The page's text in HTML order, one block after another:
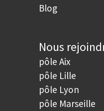
Blog
Nous
pôle Aix
pôle Lille
pôle Lyon
pôle Marseille